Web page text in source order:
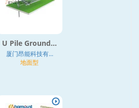
U Pile Ground...
厦门昂能科技有...
地面型